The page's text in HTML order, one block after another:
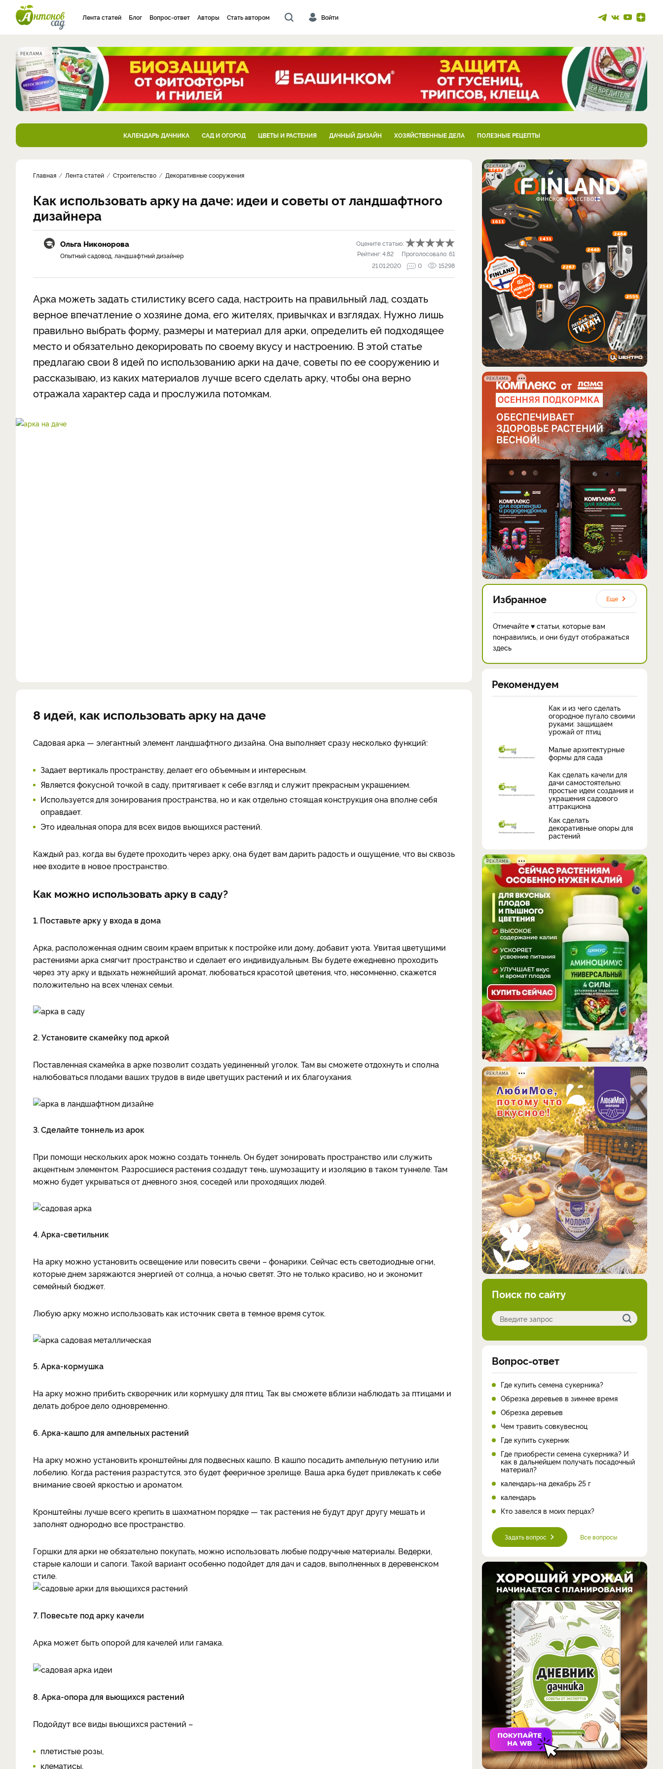
Лента статей Блог Вопрос-ответ Авторы Стать автором Войти
РЕКЛАМА
КАЛЕНДАРЬ ДАЧНИКА САД И ОГОРОД ЦВЕТЫ И РАСТЕНИЯ ДАЧНЫЙ ДИЗАЙН ХОЗЯЙСТВЕННЫЕ ДЕЛА ПОЛЕЗНЫЕ РЕЦЕПТЫ
Главная Лента статей Строительство Декоративные сооружения
Как использовать арку на даче: идеи и советы от ландшафтного
дизайнера
Ольга Никонорова
Опытный садовод, ландшафтный дизайнер
Оцените статью:
Рейтинг:4.82 Проголосовало:61
21.01.2020
0 15298
Арка можеть задать стилистику всего сада, настроить на правильный лад, создать
верное впечатление о хозяине дома, его жителях, привычках и взглядах. Нужно лишь
правильно выбрать форму, размеры и материал для арки, определить ей подходящее
место и обязательно декорировать по своему вкусу и настроению. В этой статье
предлагаю свои 8 идей по использованию арки на даче, советы по ее сооружению и
рассказываю, из каких материалов лучше всего сделать арку, чтобы она верно
отражала характер сада и прослужила потомкам.
8 идей, как использовать арку на даче
Садовая арка — элегантный элемент ландшафтного дизайна. Она выполняет сразу несколько функций:
Задает вертикаль пространству, делает его объемным и интересным.
Является фокусной точкой в саду, притягивает к себе взгляд и служит прекрасным украшением.
Используется для зонирования пространства, но и как отдельно стоящая конструкция она вполне себя
оправдает.
Это идеальная опора для всех видов вьющихся растений.
Каждый раз, когда вы будете проходить через арку, она будет вам дарить радость и ощущение, что вы сквозь
нее входите в новое пространство.
Как можно использовать арку в саду?
1. Поставьте арку у входа в дома
Арка, расположенная одним своим краем впритык к постройке или дому, добавит уюта. Увитая цветущими
растениями арка смягчит пространство и сделает его индивидуальным. Вы будете ежедневно проходить
через эту арку и вдыхать нежнейший аромат, любоваться красотой цветения, что, несомненно, скажется
положительно на всех членах семьи.
2. Установите скамейку под аркой
Поставленная скамейка в арке позволит создать уединенный уголок. Там вы сможете отдохнуть и сполна
налюбоваться плодами ваших трудов в виде цветущих растений и их благоухания.
3. Сделайте тоннель из арок
При помощи нескольких арок можно создать тоннель. Он будет зонировать пространство или служить
акцентным элементом. Разросшиеся растения создадут тень, шумозащиту и изоляцию в таком туннеле. Там
можно будет укрываться от дневного зноя, соседей или проходящих людей.
4. Арка-светильник
На арку можно установить освещение или повесить свечи – фонарики. Сейчас есть светодиодные огни,
которые днем заряжаются энергией от солнца, а ночью светят. Это не только красиво, но и экономит
семейный бюджет.
Любую арку можно использовать как источник света в темное время суток.
5. Арка-кормушка
На арку можно прибить скворечник или кормушку для птиц. Так вы сможете вблизи наблюдать за птицами и
делать доброе дело одновременно.
6. Арка-кашпо для ампельных растений
На арку можно установить кронштейны для подвесных кашпо. В кашпо посадить ампельную петунию или
лобелию. Когда растения разрастутся, это будет фееричное зрелище. Ваша арка будет привлекать к себе
внимание своей яркостью и ароматом.
Кронштейны лучше всего крепить в шахматном порядке — так растения не будут друг другу мешать и
заполнят однородно все пространство.
Горшки для арки не обязательно покупать, можно использовать любые подручные материалы. Ведерки,
старые калоши и сапоги. Такой вариант особенно подойдет для дач и садов, выполненных в деревенском
стиле.
7. Повесьте под арку качели
Арка может быть опорой для качелей или гамака.
8. Арка-опора для вьющихся растений
Подойдут все виды вьющихся растений –
плетистые розы,
клематисы,
РЕКЛАМА
РЕКЛАМА
Избранное Еще
Отмечайте ♥ статьи, которые вам
понравились, и они будут отображаться
здесь
Рекомендуем
Как и из чего сделать
огородное пугало своими
руками: защищаем
урожай от птиц
Малые архитектурные
формы для сада
Как сделать качели для
дачи самостоятельно:
простые идеи создания и
украшения садового
аттракциона
Как сделать
декоративные опоры для
растений
РЕКЛАМА
РЕКЛАМА
Поиск по сайту
Вопрос-ответ
Где купить семена сукерника?
Обрезка деревьев в зимнее время
Обрезка деревьев
Чем травить совкувесноц
Где купить сукерник
Где приобрести семена сукерника? И
как в дальнейшем получать посадочный
материал?
календарь-на декабрь 25 г
календарь
Кто завелся в моих перцах?
Задать вопрос Все вопросы